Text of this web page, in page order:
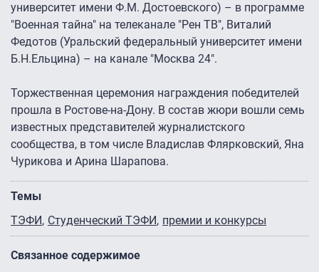
университет имени Ф.М. Достоевского) – в программе
"Военная тайна" на телеканале "Рен ТВ", Виталий
Федотов (Уральский федеральный университет имени
Б.Н.Ельцина) – на канале "Москва 24".
Торжественная церемония награждения победителей
прошла в Ростове-на-Дону. В состав жюри вошли семь
известных представителей журналистского
сообщества, в том числе Владислав Флярковский, Яна
Чурикова и Арина Шарапова.
Темы
ТЭФИ Студенческий ТЭФИ премии и конкурсы
Связанное содержимое